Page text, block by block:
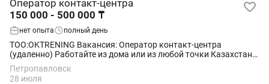
Оператор контакт-центра
150 000 - 500 000 ₸
нет опыта полный день
TOO:OKTRENING Вакансия: Оператор контакт-центра
(удаленно) Работайте из дома или из любой точки Казахстана!
Что нужно делать: •Принимать и совершать звонки и
консультировать клиентов; •Вести...
Петропавловск
28 июля